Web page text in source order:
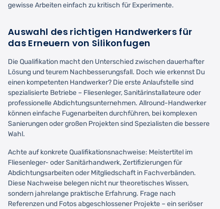
gewisse Arbeiten einfach zu kritisch für Experimente.
Auswahl des richtigen Handwerkers für
das Erneuern von Silikonfugen
Die Qualifikation macht den Unterschied zwischen dauerhafter
Lösung und teurem Nachbesserungsfall. Doch wie erkennst Du
einen kompetenten Handwerker? Die erste Anlaufstelle sind
spezialisierte Betriebe – Fliesenleger, Sanitärinstallateure oder
professionelle Abdichtungsunternehmen. Allround-Handwerker
können einfache Fugenarbeiten durchführen, bei komplexen
Sanierungen oder großen Projekten sind Spezialisten die bessere
Wahl.
Achte auf konkrete Qualifikationsnachweise: Meistertitel im
Fliesenleger- oder Sanitärhandwerk, Zertifizierungen für
Abdichtungsarbeiten oder Mitgliedschaft in Fachverbänden.
Diese Nachweise belegen nicht nur theoretisches Wissen,
sondern jahrelange praktische Erfahrung. Frage nach
Referenzen und Fotos abgeschlossener Projekte – ein seriöser